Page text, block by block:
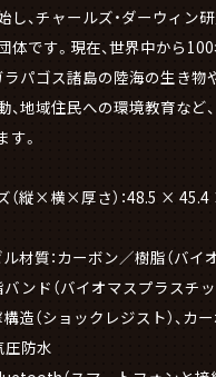
し、チャールズ・ダーウィン
体です。現在、世界中から
ラパゴス諸島の陸海の生き物
、地域住民への環境教育など
す。
（縦×横×厚さ）：48.5 ×
ル材質：カーボン／樹脂（バイ
バンド（バイオマスプラスチッ
構造（ショックレジスト）、カ
圧防水